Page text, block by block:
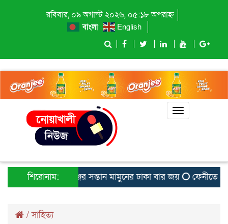
রবিবার, ০৯ অগাস্ট ২০২৬, ০৫:১৮ অপরাহ্ন
বাংলা English
Toggle
শিরোনাম:
বেগমগঞ্জের সন্তান মামুনের ঢাকা বার জয় ফেনীতে
/সাহিত্য